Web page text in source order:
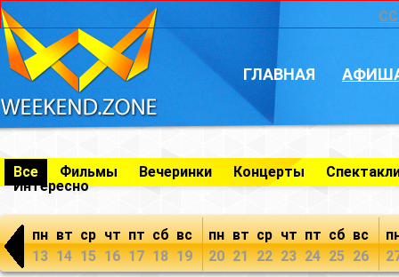
ГЛАВНАЯ
Все Фильмы Вечеринки Концерты
Интересно
пн
13
вт
14
ср
15
чт
16
пт
17
сб
18
вс
19
пн
20
вт
21
ср
22
чт
23
пт
24
сб
25
вс
26